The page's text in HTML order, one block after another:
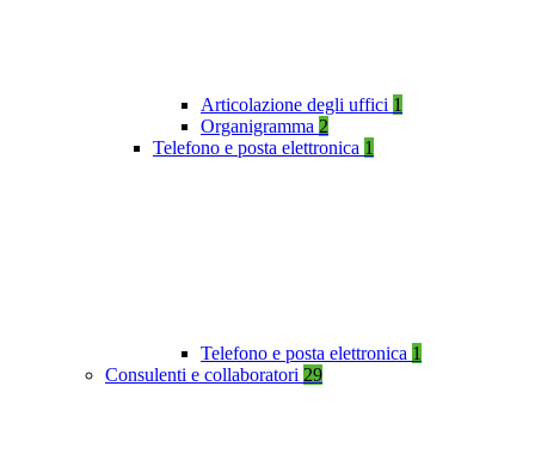
Articolazione degli uffici 1
Organigramma 2
Telefono e posta elettronica 1
Telefono e posta elettronica 1
Consulenti e collaboratori 29